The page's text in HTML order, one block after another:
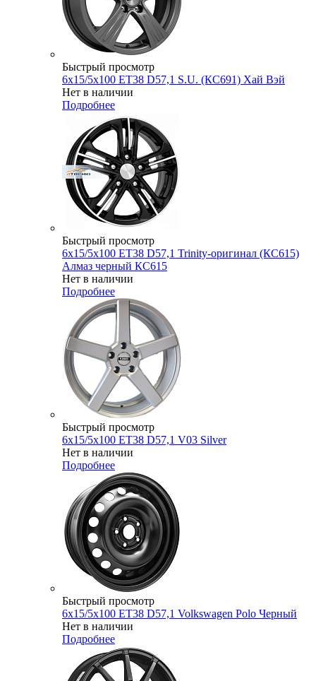
Быстрый просмотр
6x15/5x100 ET38 D57,1 S.U. (КС691) Хай Вэй
Нет в наличии
Подробнее
Быстрый просмотр
6x15/5x100 ET38 D57,1 Trinity-оригинал (КС615)
Алмаз черный КС615
Нет в наличии
Подробнее
Быстрый просмотр
6x15/5x100 ET38 D57,1 V03 Silver
Нет в наличии
Подробнее
Быстрый просмотр
6x15/5x100 ET38 D57,1 Volkswagen Polo Черный
Нет в наличии
Подробнее